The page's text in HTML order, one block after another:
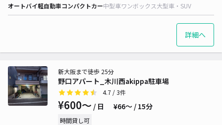
オートバイ軽自動車コンパクトカー中型車ワンボックス大型車・SUV
詳細へ
野口アパート_木川西akippa駐車場
新大阪まで徒歩 25分
4.7 / 3件
¥600〜 / 日 ¥66〜 / 15分
時間貸し可